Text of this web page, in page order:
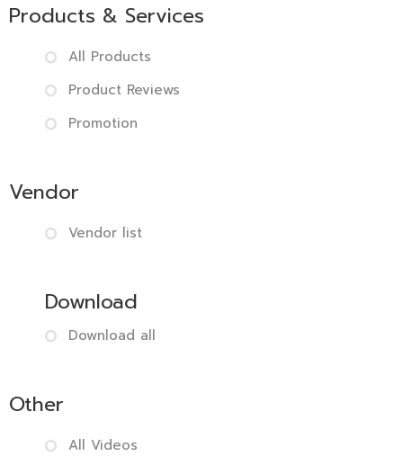
Products & Services
All Products
Product Reviews
Promotion
Vendor
Vendor list
Download
Download all
Other
All Videos